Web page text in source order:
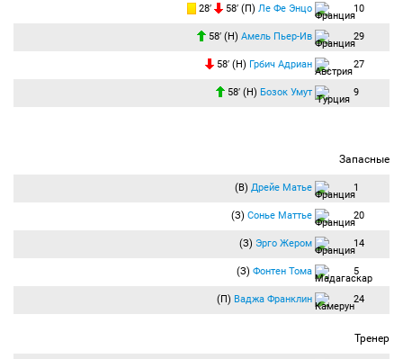
28′ 58′ (П) Ле Фе Энцо 10
58′ (Н) Амель Пьер-Ив 29
58′ (Н) Грбич Адриан 27
58′ (Н) Бозок Умут 9
Запасные
(В) Дрейе Матье 1
(З) Сонье Маттье 20
(З) Эрго Жером 14
(З) Фонтен Тома 5
(П) Ваджа Франклин 24
Тренер